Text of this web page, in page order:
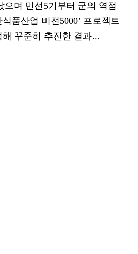
으며 민선5기부터 군의 역점
품산업 비전5000’ 프로젝트
꾸준히 추진한 결과...